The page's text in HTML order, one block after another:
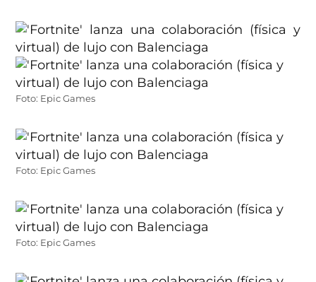
Foto: Epic Games
Foto: Epic Games
Foto: Epic Games